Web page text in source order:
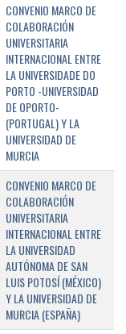
CONVENIO MARCO DE
COLABORACIÓN
UNIVERSITARIA
INTERNACIONAL ENTRE
LA UNIVERSIDADE DO
PORTO -UNIVERSIDAD
DE OPORTO-
(PORTUGAL) Y LA
UNIVERSIDAD DE
MURCIA
CONVENIO MARCO DE
COLABORACIÓN
UNIVERSITARIA
INTERNACIONAL ENTRE
LA UNIVERSIDAD
AUTÓNOMA DE SAN
LUIS POTOSÍ (MÉXICO)
Y LA UNIVERSIDAD DE
MURCIA (ESPAÑA)